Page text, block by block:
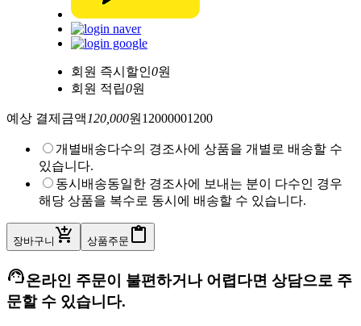
회원 즉시할인0원
회원 적립0원
예상 결제금액 120,000원 12000001200
개별배송다수의 경조사에 상품을 개별로 배송할 수
있습니다.
동시배송동일한 경조사에 보내는 분이 다수인 경우
해당 상품을 복수로 동시에 배송할 수 있습니다.
장바구니 add_shopping_cart 상품주문 content_paste
support_agent온라인 주문이 불편하거나 어렵다면 상담으로 주
문할 수 있습니다.